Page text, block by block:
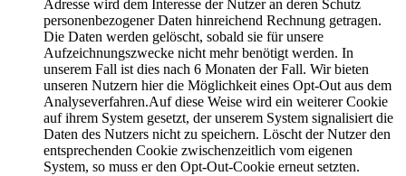
Adresse wird dem Interesse der Nutzer an deren Schutz
personenbezogener Daten hinreichend Rechnung getragen.
Die Daten werden gelöscht, sobald sie für unsere
Aufzeichnungszwecke nicht mehr benötigt werden. In
unserem Fall ist dies nach 6 Monaten der Fall. Wir bieten
unseren Nutzern hier die Möglichkeit eines Opt-Out aus dem
Analyseverfahren.Auf diese Weise wird ein weiterer Cookie
auf ihrem System gesetzt, der unserem System signalisiert die
Daten des Nutzers nicht zu speichern. Löscht der Nutzer den
entsprechenden Cookie zwischenzeitlich vom eigenen
System, so muss er den Opt-Out-Cookie erneut setzten.